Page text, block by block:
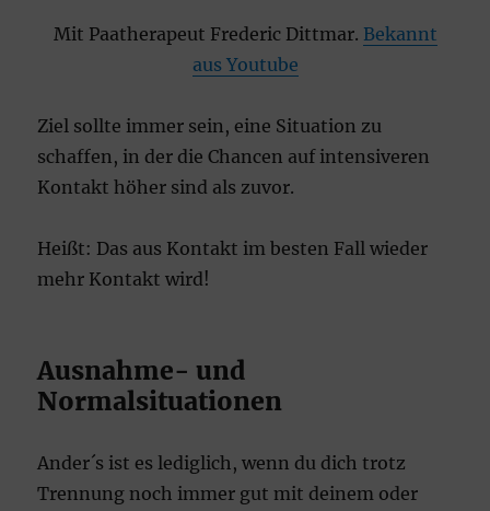
Mit Paatherapeut Frederic Dittmar. Bekannt
aus Youtube
Ziel sollte immer sein, eine Situation zu
schaffen, in der die Chancen auf intensiveren
Kontakt höher sind als zuvor.
Heißt: Das aus Kontakt im besten Fall wieder
mehr Kontakt wird!
Ausnahme- und
Normalsituationen
Ander´s ist es lediglich, wenn du dich trotz
Trennung noch immer gut mit deinem oder